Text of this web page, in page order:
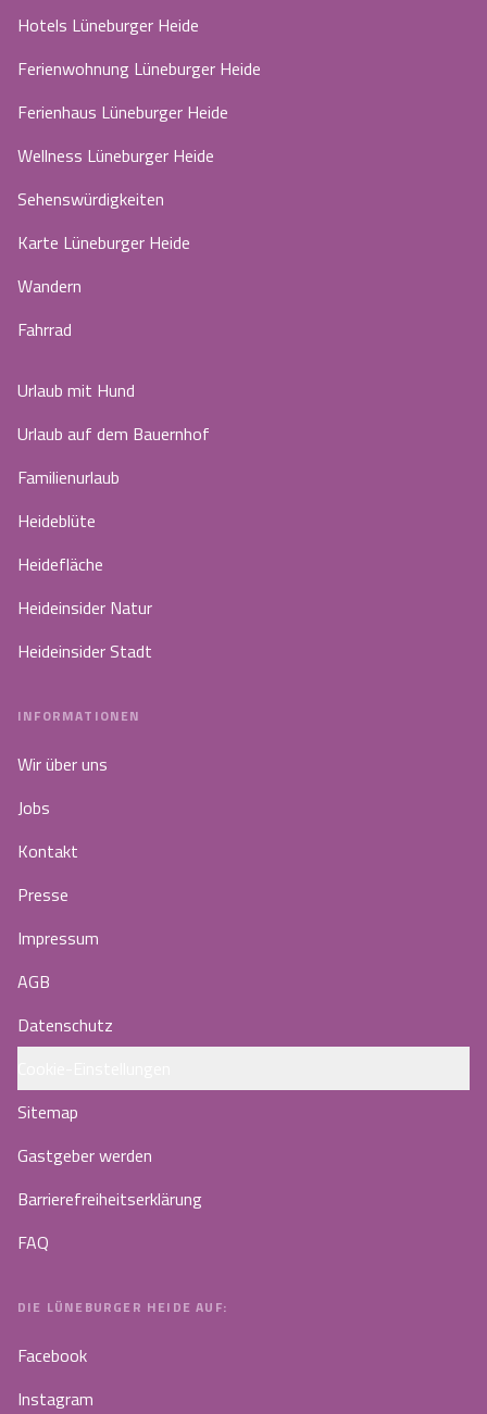
Hotels Lüneburger Heide
Ferienwohnung Lüneburger Heide
Ferienhaus Lüneburger Heide
Wellness Lüneburger Heide
Sehenswürdigkeiten
Karte Lüneburger Heide
Wandern
Fahrrad
Urlaub mit Hund
Urlaub auf dem Bauernhof
Familienurlaub
Heideblüte
Heidefläche
Heideinsider Natur
Heideinsider Stadt
INFORMATIONEN
Wir über uns
Jobs
Kontakt
Presse
Impressum
AGB
Datenschutz
Sitemap
Gastgeber werden
Barrierefreiheitserklärung
FAQ
DIE LÜNEBURGER HEIDE AUF:
Facebook
Instagram